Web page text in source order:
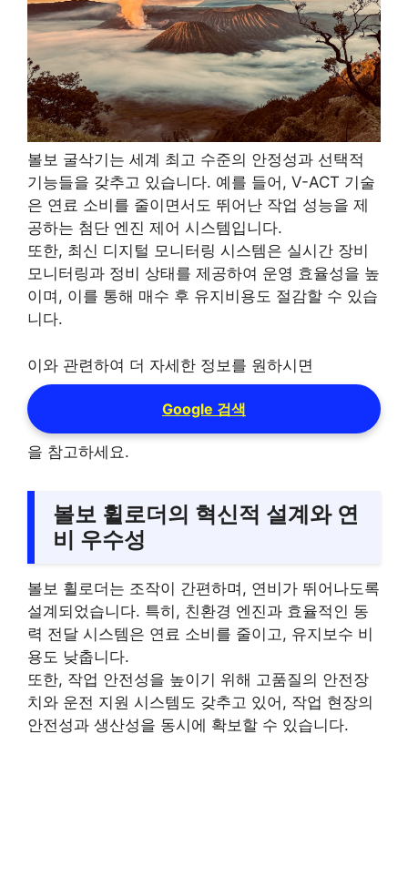
볼보 굴삭기는 세계 최고 수준의 안정성과 선택적
기능들을 갖추고 있습니다. 예를 들어, V-ACT 기술
은 연료 소비를 줄이면서도 뛰어난 작업 성능을 제
공하는 첨단 엔진 제어 시스템입니다.
또한, 최신 디지털 모니터링 시스템은 실시간 장비
모니터링과 정비 상태를 제공하여 운영 효율성을 높
이며, 이를 통해 매수 후 유지비용도 절감할 수 있습
니다.
이와 관련하여 더 자세한 정보를 원하시면
Google 검색
을 참고하세요.
볼보 휠로더의 혁신적 설계와 연
비 우수성
볼보 휠로더는 조작이 간편하며, 연비가 뛰어나도록
설계되었습니다. 특히, 친환경 엔진과 효율적인 동
력 전달 시스템은 연료 소비를 줄이고, 유지보수 비
용도 낮춥니다.
또한, 작업 안전성을 높이기 위해 고품질의 안전장
치와 운전 지원 시스템도 갖추고 있어, 작업 현장의
안전성과 생산성을 동시에 확보할 수 있습니다.